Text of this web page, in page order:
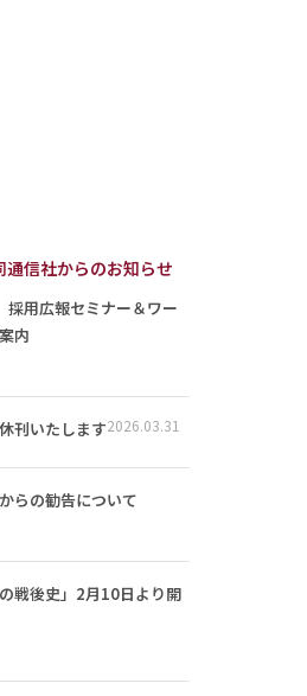
通信社からのお知らせ
用広報セミナー＆ワー
内
刊いたします2026.03.31
らの勧告について
戦後史」2月10日より開